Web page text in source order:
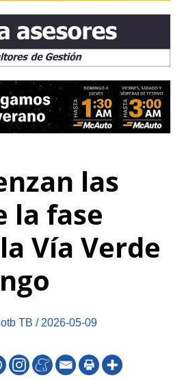
las
la fase
Vía Verde
TB / 2026-05-09